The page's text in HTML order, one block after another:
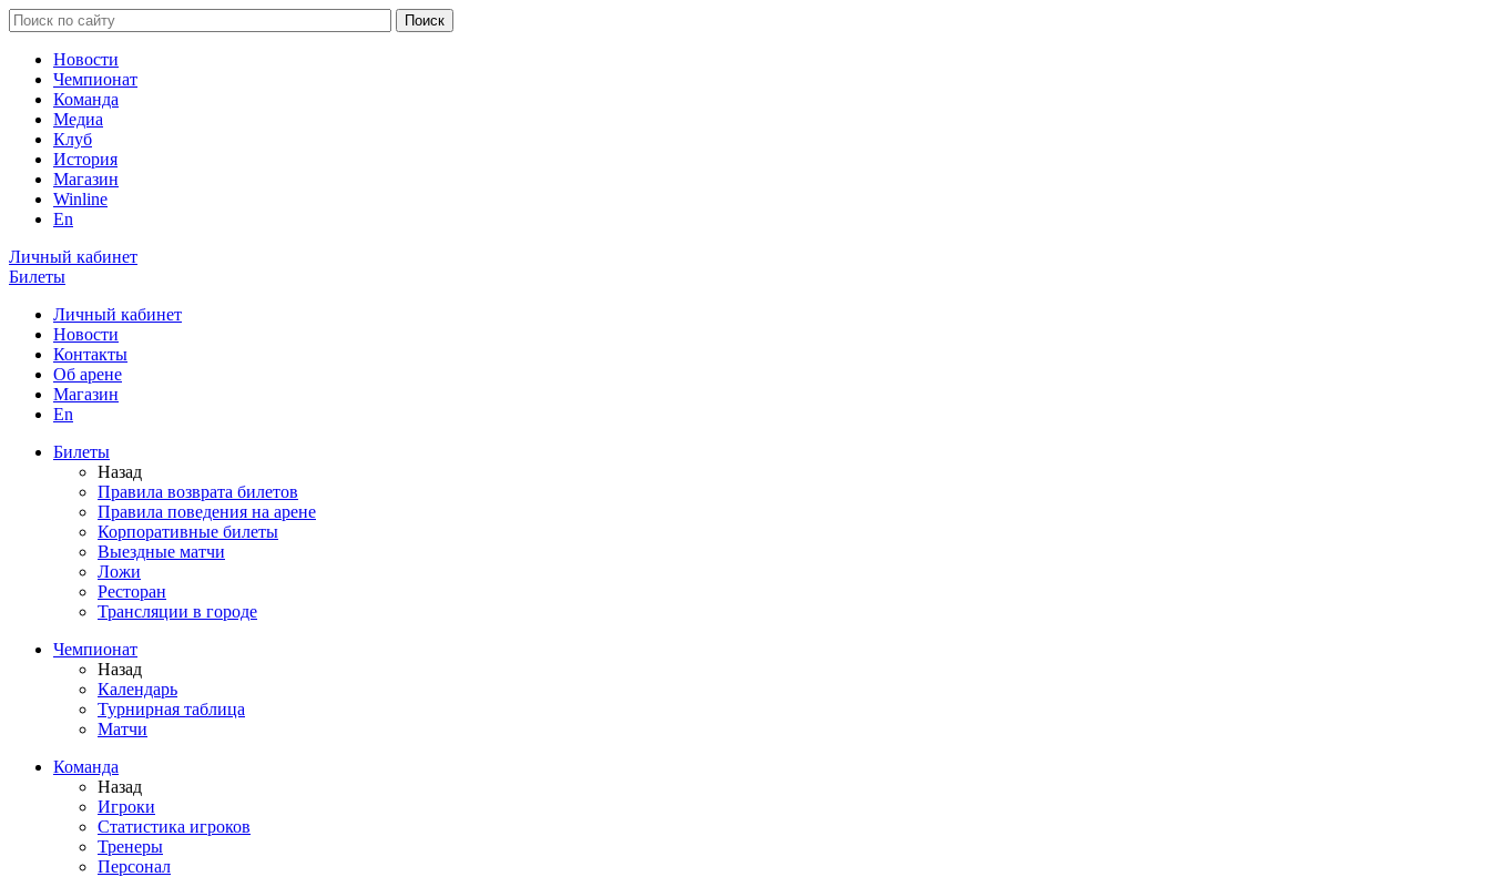
Новости
Чемпионат
Команда
Медиа
Клуб
История
Магазин
Winline
En
Личный кабинет
Билеты
Личный кабинет
Новости
Контакты
Об арене
Магазин
En
Билеты
Назад
Правила возврата билетов
Правила поведения на арене
Корпоративные билеты
Выездные матчи
Ложи
Ресторан
Трансляции в городе
Чемпионат
Назад
Календарь
Турнирная таблица
Матчи
Команда
Назад
Игроки
Статистика игроков
Тренеры
Персонал